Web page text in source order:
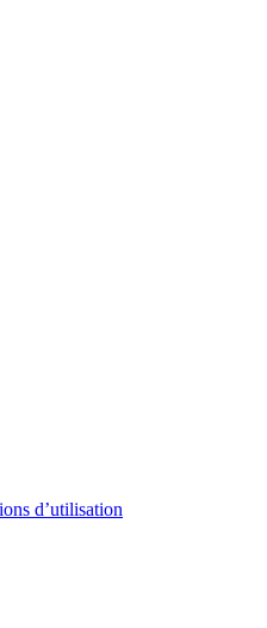
d’utilisation